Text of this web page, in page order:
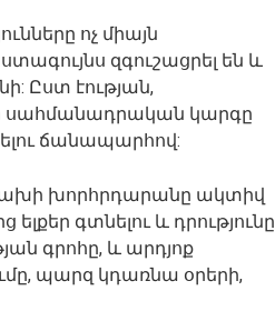
ոչ միայն
զգուշացրել են և
Ըստ էության,
սահմանադրական կարգը
ճանապարհով:
խորհրդարանը ակտիվ
գտնելու և դրությունը
գրոհը, և արդյոք
պարզ կդառնա օրերի,